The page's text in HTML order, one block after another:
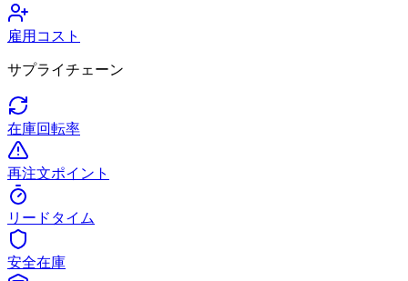
雇用コスト
サプライチェーン
在庫回転率
再注文ポイント
リードタイム
安全在庫